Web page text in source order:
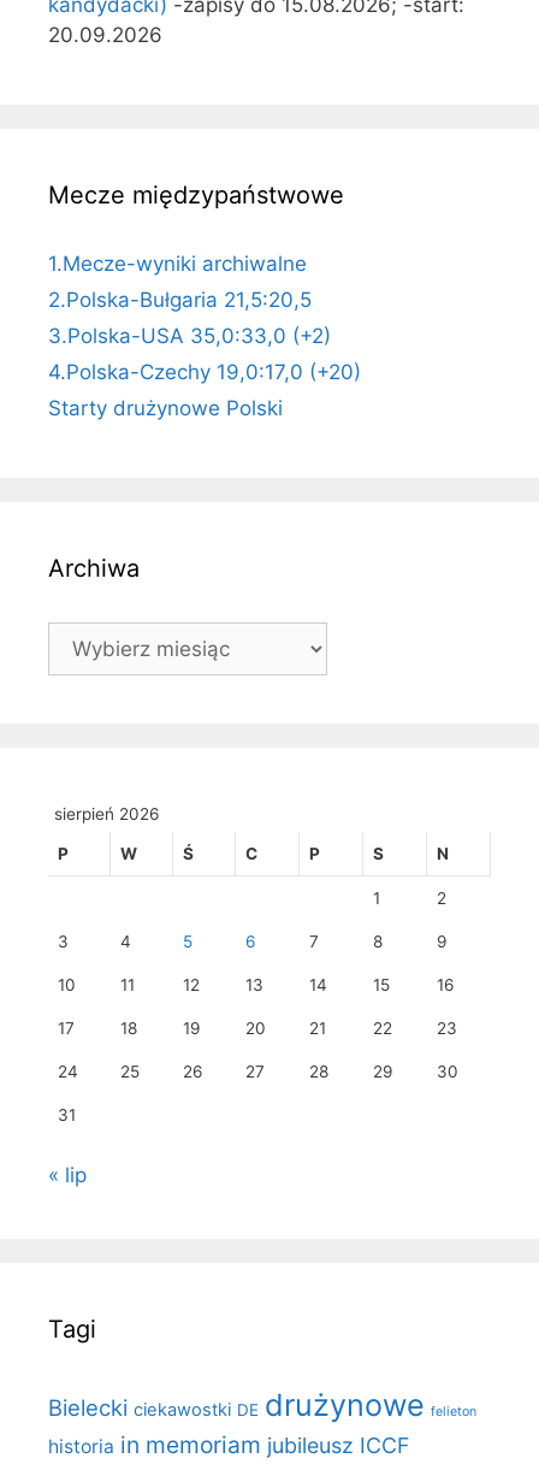
kandydacki) -zapisy do 15.08.2026; -start:
20.09.2026
Mecze międzypaństwowe
1.Mecze-wyniki archiwalne
2.Polska-Bułgaria 21,5:20,5
3.Polska-USA 35,0:33,0 (+2)
4.Polska-Czechy 19,0:17,0 (+20)
Starty drużynowe Polski
Archiwa
Archiwa
sierpień 2026
P W Ś C P S N
1 2
3 4 5 6 7 8 9
10 11 12 13 14 15 16
17 18 19 20 21 22 23
24 25 26 27 28 29 30
31
« lip
Tagi
Bielecki ciekawostki DE drużynowe felieton
historia in memoriam jubileusz ICCF